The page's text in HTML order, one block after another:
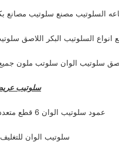
السلوتيب مصنع سلوتيب مصانع
انواع السلوتيب البكر اللاصق
سلوتيب الوان سلوتب ملون جميع
سلوتيب
عمود سلوتيب الوان 6 قطع متعدد الألوان
سلوتيب الوان للتغليف